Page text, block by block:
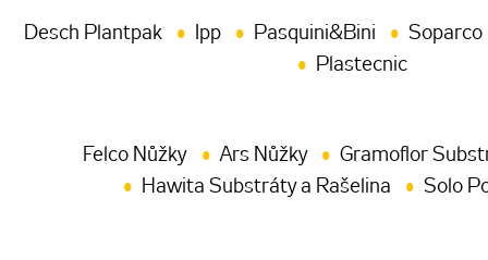
Desch Plantpak Ipp Pasquini&Bini
Soparco
Plastecnic
Felco Nůžky Ars Nůžky
Gramoflor
Hawita Substráty a Rašelina
Solo